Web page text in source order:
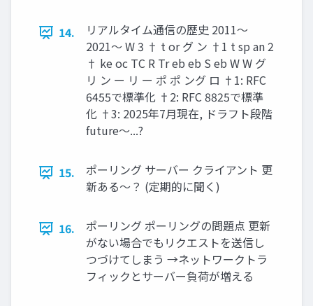
14.
リアルタイム通信の歴史 2011〜
2021〜 W 3 † t or グ ン †1 t sp an 2
† ke oc TC R Tr eb eb S eb W W グ
リ ン ー リ ー ポ ポ ング ロ †1: RFC
6455で標準化 †2: RFC 8825で標準
化 †3: 2025年7月現在, ドラフト段階
future〜...?
15.
ポーリング サーバー クライアント 更
新ある〜？ (定期的に聞く)
16.
ポーリング ポーリングの問題点 更新
がない場合でもリクエストを送信し
つづけてしまう →ネットワークトラ
フィックとサーバー負荷が増える